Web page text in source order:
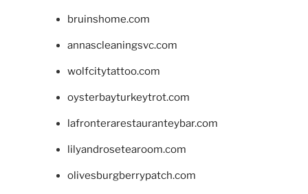
bruinshome.com
annascleaningsvc.com
wolfcitytattoo.com
oysterbayturkeytrot.com
lafronterarestauranteybar.com
lilyandrosetearoom.com
olivesburgberrypatch.com